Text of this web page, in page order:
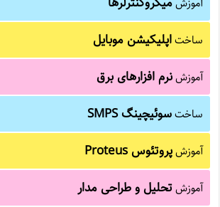
ساختاپلیکیشن موبایل
آموزشنرم افزارهای برق
ساختسوئیچینگ SMPS
آموزشپروتئوس Proteus
آموزشتحلیل و طراحی مدار